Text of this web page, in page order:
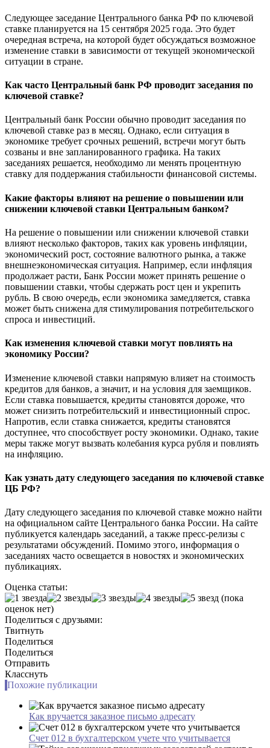
Следующее заседание Центрального банка РФ по ключевой
ставке планируется на 15 сентября 2025 года. Это будет
очередная встреча, на которой будет обсуждаться возможное
изменение ставки в зависимости от текущей экономической
ситуации в стране.
Как часто Центральный банк РФ проводит заседания по
ключевой ставке?
Центральный банк России обычно проводит заседания по
ключевой ставке раз в месяц. Однако, если ситуация в
экономике требует срочных решений, встречи могут быть
созваны и вне запланированного графика. На таких
заседаниях решается, необходимо ли менять процентную
ставку для поддержания стабильности финансовой системы.
Какие факторы влияют на решение о повышении или
снижении ключевой ставки Центральным банком?
На решение о повышении или снижении ключевой ставки
влияют несколько факторов, таких как уровень инфляции,
экономический рост, состояние валютного рынка, а также
внешнеэкономическая ситуация. Например, если инфляция
продолжает расти, Банк России может принять решение о
повышении ставки, чтобы сдержать рост цен и укрепить
рубль. В свою очередь, если экономика замедляется, ставка
может быть снижена для стимулирования потребительского
спроса и инвестиций.
Как изменения ключевой ставки могут повлиять на
экономику России?
Изменение ключевой ставки напрямую влияет на стоимость
кредитов для банков, а значит, и на условия для заемщиков.
Если ставка повышается, кредиты становятся дороже, что
может снизить потребительский и инвестиционный спрос.
Напротив, если ставка снижается, кредиты становятся
доступнее, что способствует росту экономики. Однако, такие
меры также могут вызвать колебания курса рубля и повлиять
на инфляцию.
Как узнать дату следующего заседания по ключевой ставке
ЦБ РФ?
Дату следующего заседания по ключевой ставке можно найти
на официальном сайте Центрального банка России. На сайте
публикуется календарь заседаний, а также пресс-релизы с
результатами обсуждений. Помимо этого, информация о
заседаниях часто освещается в новостях и экономических
публикациях.
Оценка статьи:
(пока
оценок нет)
Поделиться с друзьями:
Твитнуть
Поделиться
Поделиться
Отправить
Класснуть
Похожие публикации
Как вручается заказное письмо адресату
Счет 012 в бухгалтерском учете что учитывается